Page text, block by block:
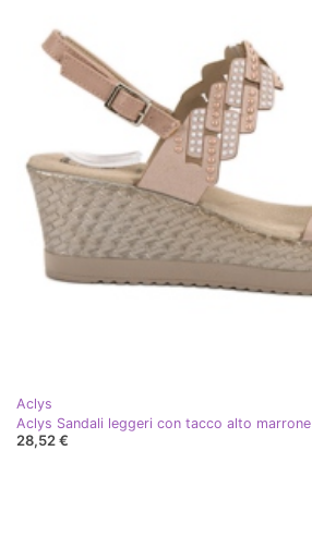
Aclys
Aclys Sandali leggeri con tacco alto marrone
28,52 €